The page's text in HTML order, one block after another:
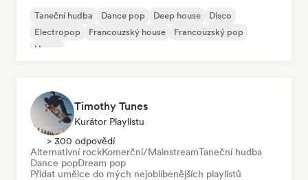
Taneční hudba Dance pop Deep house
Disco
Electropop
Francouzský house
Francouzský pop
House
Timothy Tunes
Kurátor Playlistu
> 300 odpovědí
Alternativní rockKomerční/MainstreamTaneční hudba
Dance popDream pop
Přidat umělce do mých nejoblíbenějších playlistů